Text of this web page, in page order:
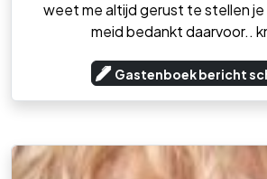
weet me altijd gerust te stellen
meid bedankt daarvoor..
Gastenboek bericht